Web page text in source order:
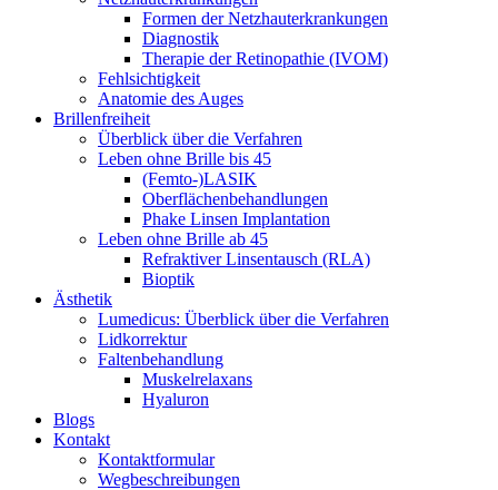
Formen der Netzhauterkrankungen
Diagnostik
Therapie der Retinopathie (IVOM)
Fehlsichtigkeit
Anatomie des Auges
Brillenfreiheit
Überblick über die Verfahren
Leben ohne Brille bis 45
(Femto-)LASIK
Oberflächenbehandlungen
Phake Linsen Implantation
Leben ohne Brille ab 45
Refraktiver Linsentausch (RLA)
Bioptik
Ästhetik
Lumedicus: Überblick über die Verfahren
Lidkorrektur
Faltenbehandlung
Muskelrelaxans
Hyaluron
Blogs
Kontakt
Kontaktformular
Wegbeschreibungen